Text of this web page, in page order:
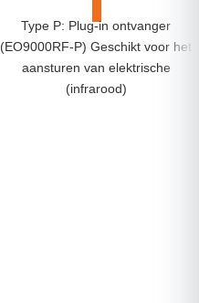
Type P: Plug-in ontvanger
(EO9000RF-P) Geschikt voor het
aansturen van elektrische
(infrarood)